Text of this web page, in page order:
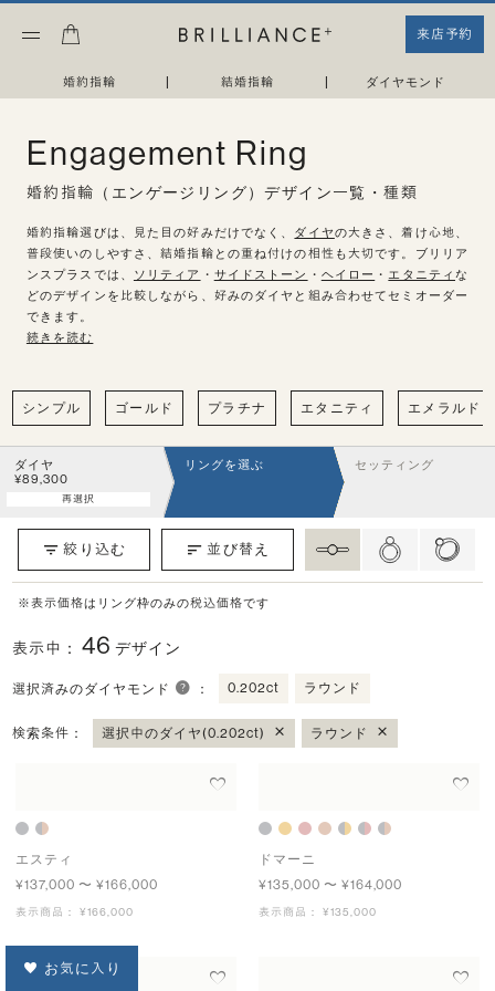
来店予約
婚約指輪 | 結婚指輪 | ダイヤモンド
Engagement Ring
婚約指輪（エンゲージリング）デザイン一覧・種類
婚約指輪選びは、見た目の好みだけでなく、ダイヤ の大きさ、着け心地、普段
使いのしやすさ、結婚指輪との重ね付けの相性も大切です。ブリリアンスプラ
スでは、ソリティア ・サイドストーン・ヘイロー・エタニティなどのデザインを比
較しながら、好みのダイヤと組み合わせてセミオーダーできます。
続きを読む
シンプル ゴールド プラチナ エタニティ エメラルド
ダイヤ
¥89,300
再選択
リングを選ぶ セッティング
絞り込む 並び替え
※表示価格はリング枠のみの税込価格です
お気に入り